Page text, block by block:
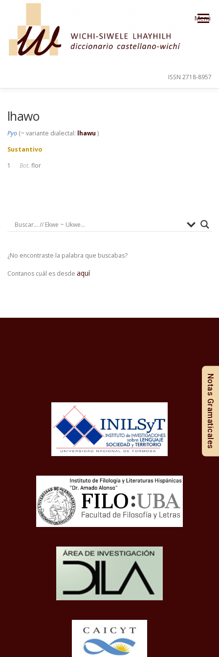
Saltar al contenido
Menú
ISSN 2718-8957
lhawo
Pyo (~ variante dialectal: lhawu )
Sustantivo
1 Bot. flor
¿No encontraste la palabra que buscabas?
Contanos cuál es desde aquí
Notas Gramaticales